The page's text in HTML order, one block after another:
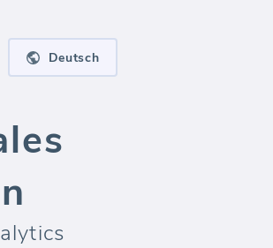
Deutsch